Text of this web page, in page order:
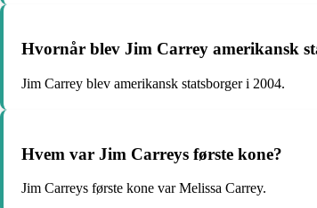
Hvornår blev Jim Carrey amerikansk
Jim Carrey blev amerikansk statsborger i 2004.
Hvem var Jim Carreys første kone?
Jim Carreys første kone var Melissa Carrey.